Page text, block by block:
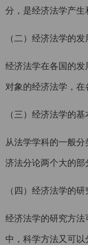
分，是经济法学产生
（二）经济法学的
经济法学在各国的
对象的经济法学，在
（三）经济法学的
从法学学科的一般
济法分论两个大的部
（四）经济法学的
经济法学的研究方
中，科学方法又可以